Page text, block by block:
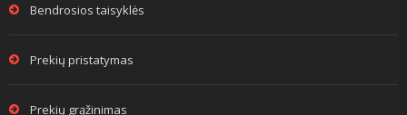
Bendrosios taisyklės
Prekių pristatymas
Prekių grąžinimas